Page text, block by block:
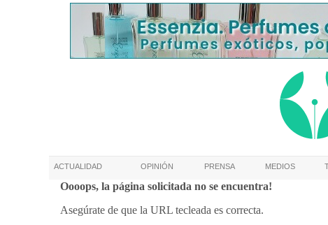
ACTUALIDAD OPINIÓN PRENSA MEDIOS
Oooops, la página solicitada no se encuentra!
Asegúrate de que la URL tecleada es correcta.